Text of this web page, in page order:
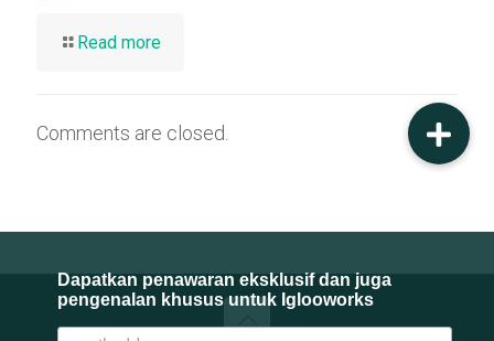
Read more
Comments are closed.
Dapatkan penawaran eksklusif dan juga
pengenalan khusus untuk Iglooworks